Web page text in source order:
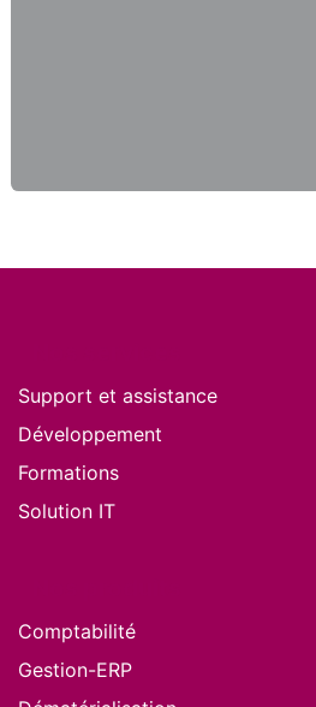
Support et assistance
Développement
Formations
Solution IT
Comptabilité
Gestion-ERP